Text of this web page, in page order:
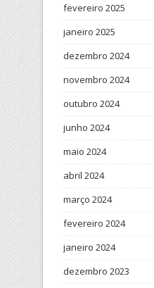
fevereiro 2025
janeiro 2025
dezembro 2024
novembro 2024
outubro 2024
junho 2024
maio 2024
abril 2024
março 2024
fevereiro 2024
janeiro 2024
dezembro 2023